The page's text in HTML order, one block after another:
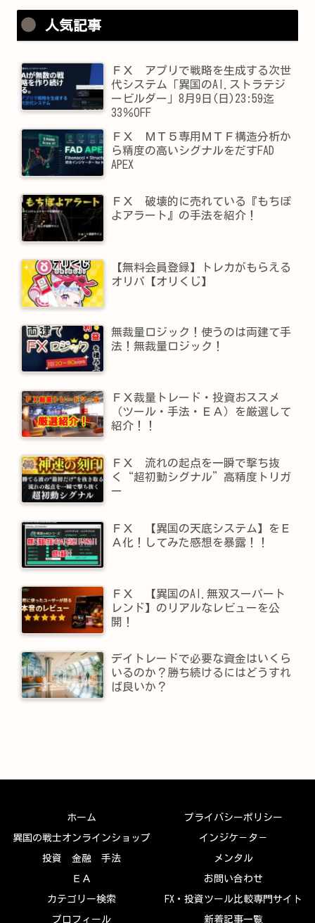
人気記事
ＦＸ アプリで戦略を生成する次世
代システム「異国のAI.ストラテジ
ービルダー」8月9日(日)23:59迄
33％OFF
ＦＸ ＭＴ５専用ＭＴＦ構造分析か
ら精度の高いシグナルをだすFAD
APEX
ＦＸ 破壊的に売れている『もちぽ
よアラート』の手法を紹介！
【無料会員登録】トレカがもらえる
オリパ【オリくじ】
無裁量ロジック！使うのは両建て手
法！無裁量ロジック！
ＦＸ裁量トレード・投資おススメ
（ツール・手法・ＥＡ）を厳選して
紹介！！
ＦＸ 流れの起点を一瞬で撃ち抜
く“超初動シグナル”高精度トリガ
ー
ＦＸ 【異国の天底システム】をＥ
Ａ化！してみた感想を暴露！！
ＦＸ 【異国のAI.無双スーパート
レンド】​のリアルなレビューを公
開！
デイトレードで必要な資金はいくら
いるのか？勝ち続けるにはどうすれ
ば良いか？
ホーム プライバシーポリシー
異国の戦士オンラインショップ インジケ－タ－
投資 金融 手法 メンタル
ＥＡ お問い合わせ
カテゴリー検索 FX・投資ツール比較専門サイト
プロフィール 新着記事一覧